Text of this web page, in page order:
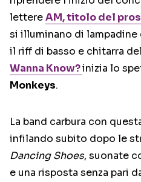
lettereAM, titolo del
si illuminano di lampadine
il riff di basso e chitarra
Wanna Know?inizia lo
Monkeys.
La band carbura con
infilando subito dopo le
Dancing Shoes, suonate
e una risposta senza pari